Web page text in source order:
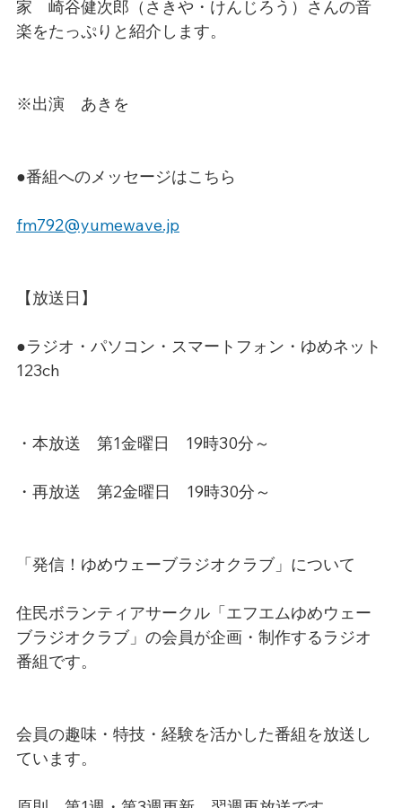
家　崎谷健次郎（さきや・けんじろう）さんの音
楽をたっぷりと紹介します。
※出演　あきを
●番組へのメッセージはこちら
fm792@yumewave.jp
【放送日】
●ラジオ・パソコン・スマートフォン・ゆめネット
123ch
・本放送　第1金曜日　19時30分～
・再放送　第2金曜日　19時30分～
「発信！ゆめウェーブラジオクラブ」について
住民ボランティアサークル「エフエムゆめウェー
ブラジオクラブ」の会員が企画・制作するラジオ
番組です。
会員の趣味・特技・経験を活かした番組を放送し
ています。